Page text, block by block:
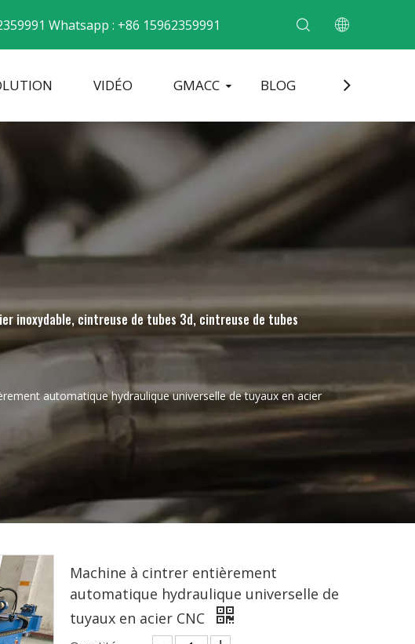
Whatsapp : +86 15962359991
VIDÉO GMACC BLOG CONTACT
inoxydable, cintreuse de tubes 3d, cintreuse de tubes
automatique hydraulique universelle de tuyaux en acier
Machine à cintrer entièrement
automatique hydraulique universelle de
tuyaux en acier CNC